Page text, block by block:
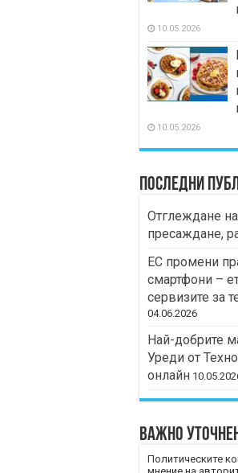
10.05.2026
10.05.2026
Последни
Отглеждане
пресаждане,
ЕС промени
смартфони –
сервизите за
04.06.2026
Най-добрите
Уреди от
онлайн
Важно
Политическите